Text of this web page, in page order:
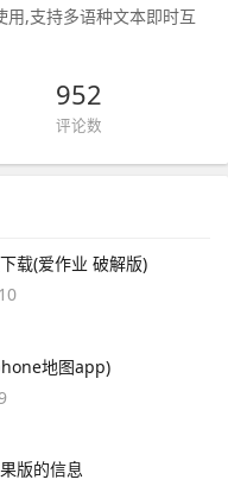
用,支持多语种文本即时互
952
评论数
载(爱作业 破解版)
10
地图app)
版的信息